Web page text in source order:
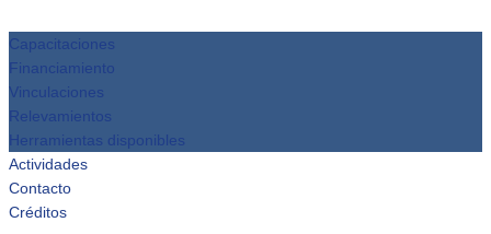
Capacitaciones
Financiamiento
Vinculaciones
Relevamientos
Herramientas disponibles
Actividades
Contacto
Créditos